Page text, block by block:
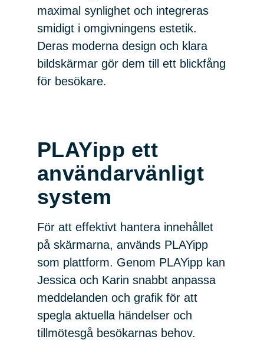
maximal synlighet och integreras
smidigt i omgivningens estetik.
Deras moderna design och klara
bildskärmar gör dem till ett blickfång
för besökare.
PLAYipp ett
användarvänligt
system
För att effektivt hantera innehållet
på skärmarna, används PLAYipp
som plattform. Genom PLAYipp kan
Jessica och Karin snabbt anpassa
meddelanden och grafik för att
spegla aktuella händelser och
tillmötesgå besökarnas behov.